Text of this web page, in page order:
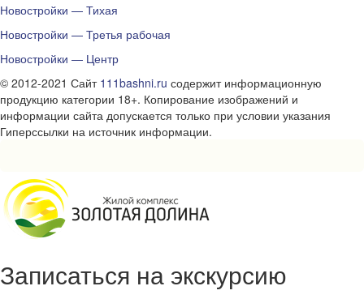
Новостройки — Тихая
Новостройки — Третья рабочая
Новостройки — Центр
© 2012-2021 Сайт 111bashni.ru содержит информационную
продукцию категории 18+. Копирование изображений и
информации сайта допускается только при условии указания
Гиперссылки на источник информации.
Записаться на экскурсию